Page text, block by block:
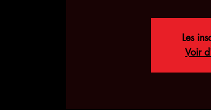
Les
Voir